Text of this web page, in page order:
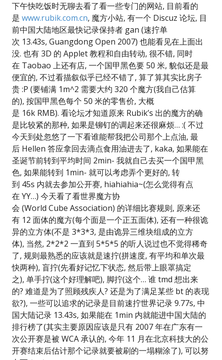
下午快吃饭时无聊去看了看一些专门的网站, 目前看的
是 www.rubik.com.cn, 魔方小站, 有一个 Discuz 论坛, 目
前中国大陆地区最快记录保持者 gan (速拧单
次 13.43s, Guangdong Open 2007) 也能看见在上面出
没. 也有 3D 的 Applet 教程和自由转动, 很不错, 同时
在 Taobao 上还有店, 一个国甲黑色要 50 米, 貌似还是最
便宜的, 不过看描叙似乎已经不错了, 算了算其实比房子
贵 :P (要铺满 1m^2 需要大约 320 个魔方(我自己估算
的), 按国甲黑色每个 50 米的零售价, 大概
是 16k RMB). 看论坛才知道原来 Rubik’s 出的魔方的确
是比较紧的那种, 如果是铆钉的调起来还很麻烦… :( 不过
今天到处忽悠了一下看谁能帮我把公司那个上点油, 最
后 Hellen 答应拿回去滴点食用油进去了, kaka, 如果能在
圣诞节前转到平均时间 2min- 我就自己去买一个国甲黑
色, 如果能转到 1min- 就可以考虑弄个更好的, 转
到 45s 内就去参加公开赛, hiahiahia~(怎么觉得有点
在 YY…) 今天看了看世界魔方协
会 (World Cube Association) 的详细比赛规则, 原来还
有 12 面体的魔方(每个面是一个正五面体), 还有一种很诡
异的立方体(不是 3*3*3, 是由诡异三维块组成的立方
体), 当然, 2*2*2 一直到 5*5*5 的听人说过也不觉得稀奇
了, 规则最熟悉的应该就是速拧(拼速度, 有平均和单次最
快两种), 盲拧(先看好记忆下状态, 然后带上眼罩搞定
之), 单手拧(这个好理解吧), 脚拧(这个… 谁 tmd 想出来
的? 难道是为了照顾残疾人? 还是为了满足某些 bt 的表现
欲?), 一些可以追求的记录是目前速拧世界记录 9.77s, 中
国大陆记录 13.43s, 如果能在 1min 内就能进中国大陆的
排行榜了(其实主要原因应该是只有 2007 年在广东有一
次公开赛是被 WCA 承认的, 今年 11 月在北京科技大的公
开赛结束后估计那个记录就要被刷的一塌糊涂了), 可以努